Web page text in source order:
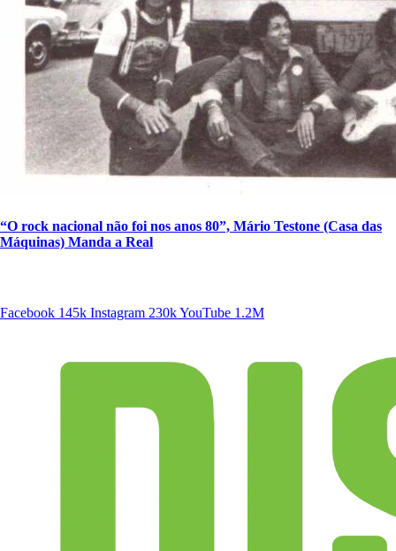
“O rock nacional não foi nos anos 80”, Mário Testone (Casa das
Máquinas) Manda a Real
Facebook 145k Instagram 230kYouTube 1.2M